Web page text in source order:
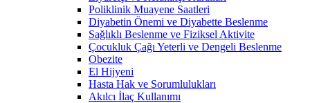
Poliklinik Muayene Saatleri
Diyabetin Önemi ve Diyabette Beslenme
Sağlıklı Beslenme ve Fiziksel Aktivite
Çocukluk Çağı Yeterli ve Dengeli Beslenme
Obezite
El Hijyeni
Hasta Hak ve Sorumlulukları
Akılcı İlaç Kullanımı